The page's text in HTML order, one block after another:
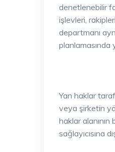
denetlenebilir
işlevleri,
departmanı
planlamasında
Yan haklar
veya şirketin
haklar
sağlayıcısına